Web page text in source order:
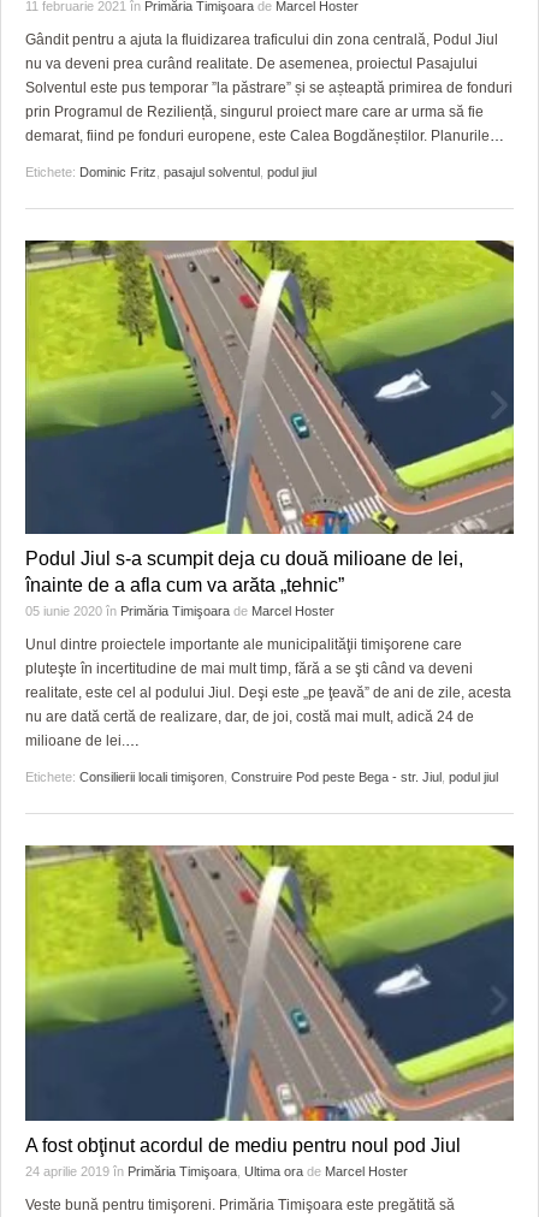
GRĂDINA TAICII DOMNULUI
ZIARISTU’ DE TERASĂ
CU OIŞTEA-N KIERKEGAARD
CRONICĂ DE FILM
UNDE MERGEM
FILME DOCUMENTARE
ACCIDENTE
ANUNŢURI
INFO SI UTILE
JUSTITIE
FILME DOCUMENTARE
CLIPURI VIDEO
JOCURI ONLINE
FARMACII DIN TIMIŞOARA
HARTA TIMIŞOAREI
LICEE, ŞCOLI ŞI GRĂDINIŢE DIN TIMIŞ
PRIMĂRIILE DIN TIMIŞ
SFATUL MEDICULUI
SFATURI JURIDICE
11 februarie 2021 în Primăria Timişoara de Marcel Hoster
Gândit pentru a ajuta la fluidizarea traficului din zona centrală, Podul Jiul
nu va deveni prea curând realitate. De asemenea, proiectul Pasajului
Solventul este pus temporar ”la păstrare” și se așteaptă primirea de fonduri
prin Programul de Reziliență, singurul proiect mare care ar urma să fie
demarat, fiind pe fonduri europene, este Calea Bogdăneștilor. Planurile…
Etichete: Dominic Fritz pasajul solventul podul jiul
Podul Jiul s-a scumpit deja cu două milioane de lei,
înainte de a afla cum va arăta „tehnic”
05 iunie 2020 în Primăria Timişoara de Marcel Hoster
Unul dintre proiectele importante ale municipalităţii timişorene care
pluteşte în incertitudine de mai mult timp, fără a se şti când va deveni
realitate, este cel al podului Jiul. Deşi este „pe ţeavă” de ani de zile, acesta
nu are dată certă de realizare, dar, de joi, costă mai mult, adică 24 de
milioane de lei.…
Etichete: Consilierii locali timişoren Construire Pod peste Bega - str. Jiul podul jiul
A fost obţinut acordul de mediu pentru noul pod Jiul
24 aprilie 2019 în Primăria Timişoara, Ultima ora de Marcel Hoster
Veste bună pentru timişoreni. Primăria Timişoara este pregătită să